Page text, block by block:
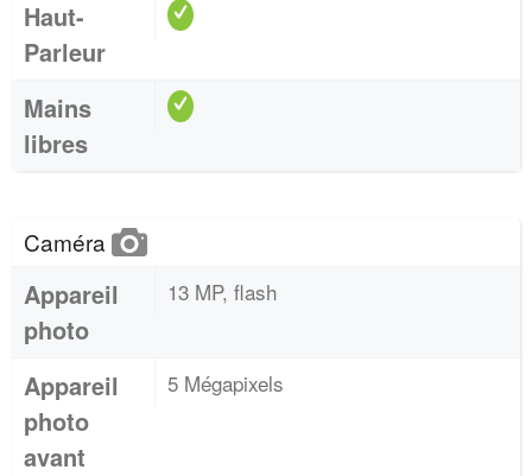
Haut-
Parleur
Mains
libres
Caméra
Appareil
photo
13 MP, flash
Appareil
photo
avant
5 Mégapixels